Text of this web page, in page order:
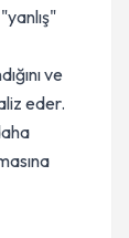
ve
eder.